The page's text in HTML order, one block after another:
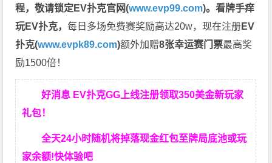
程，敬请锁定EV扑克官网(www.evp99.com)。看牌手痒
玩EV扑克，每日多场免费赛奖励高达20w，现在注册EV
扑克(www.evpk89.com)额外加赠8张幸运赛门票最高奖
励1500倍！
好消息 EV扑克GG上线注册领取350美金新玩家
礼包！
全天24小时随机将掉落现金红包至牌局底池或玩
家余额!快体验吧